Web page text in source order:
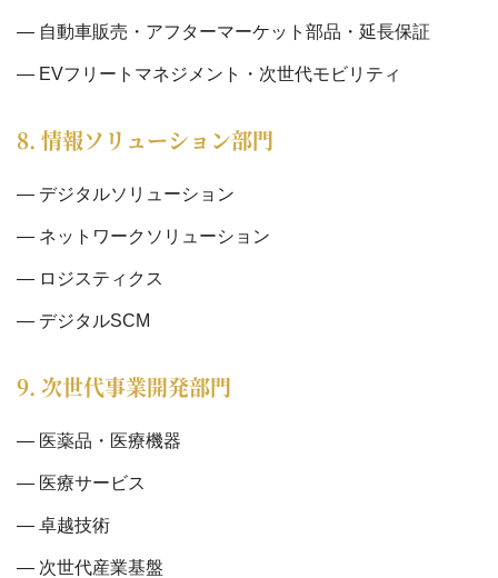
自動車販売・アフターマーケット部品・延長保証
EVフリートマネジメント・次世代モビリティ
8. 情報ソリューション部門
デジタルソリューション
ネットワークソリューション
ロジスティクス
デジタルSCM
9. 次世代事業開発部門
医薬品・医療機器
医療サービス
卓越技術
次世代産業基盤